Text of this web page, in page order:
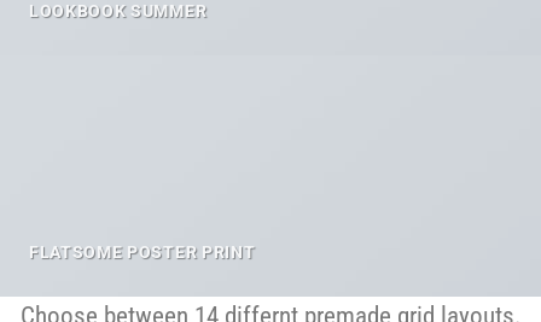
LOOKBOOK SUMMER
FLATSOME POSTER PRINT
Choose between 14 differnt premade grid layouts.